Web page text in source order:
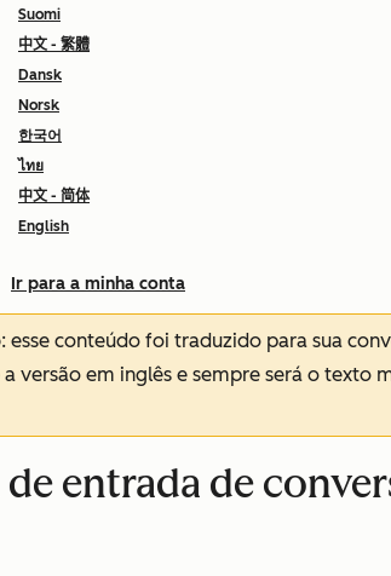
Suomi
中文 - 繁體
Dansk
Norsk
한국어
ไทย
中文 - 简体
English
Ir para a minha conta
: esse conteúdo foi traduzido para sua
versão em inglês e sempre será o texto
entrada de